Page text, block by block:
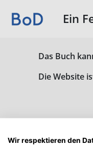
Ein
Das Buch
Die Website
Wir respektieren den